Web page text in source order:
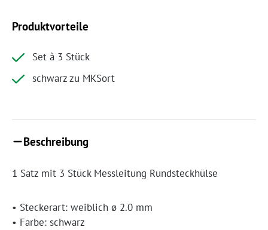
Produktvorteile
Set à 3 Stück
schwarz zu MKSort
Beschreibung
1 Satz mit 3 Stück Messleitung Rundsteckhülse
• Steckerart: weiblich ø 2.0 mm
• Farbe: schwarz